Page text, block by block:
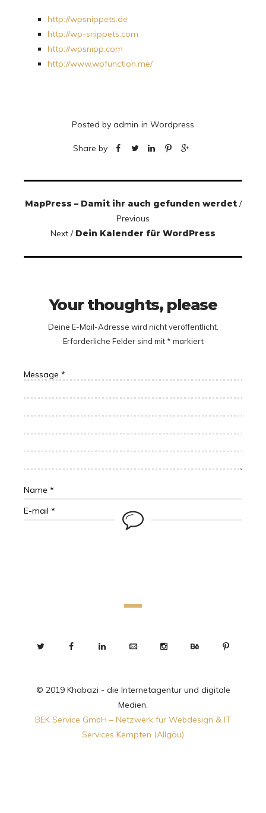
http://wpsnippets.de
http://wp-snippets.com
http://wpsnipp.com
http://www.wpfunction.me/
Posted by admin in Wordpress
Share by
MapPress – Damit ihr auch gefunden werdet/
Previous
Next / Dein Kalender für WordPress
Your thoughts, please
Deine E-Mail-Adresse wird nicht veröffentlicht.
Erforderliche Felder sind mit * markiert
© 2019 Khabazi - die Internetagentur und digitale
Medien.
BEK Service GmbH – Netzwerk für Webdesign & IT
Services Kempten (Allgäu)